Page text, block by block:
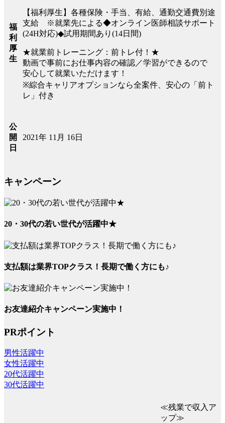
福
利
厚
生
【福利厚生】各種保険・手当、有給、通勤交通費別途
支給 ※就業先による◆オンライン医師相談サポート
(24H対応)◆試用期間あり(14日間)
★就業前トレーニング：前トレ付！★
動画で事前にお仕事内容の確認／学習ができるので
安心して就業いただけます！
※綜合キャリアオプションなら全案件、安心の「前ト
レ」付き
公
開
日
2021年 11月 16日
キャンペーン
20・30代の若い世代が活躍中★
支払額は業界TOPクラス！長期で働く方にも♪
お友達紹介キャンペーン実施中！
PRポイント
男性活躍中
女性活躍中
20代活躍中
30代活躍中
≪残業で収入ア
ップ≫